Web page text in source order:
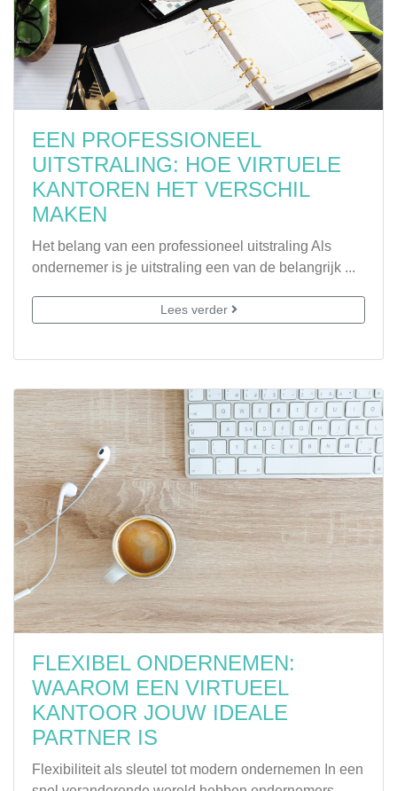
EEN PROFESSIONEEL
UITSTRALING: HOE VIRTUELE
KANTOREN HET VERSCHIL
MAKEN
Het belang van een professioneel uitstraling Als
ondernemer is je uitstraling een van de belangrijk ...
Lees verder
FLEXIBEL ONDERNEMEN:
WAAROM EEN VIRTUEEL
KANTOOR JOUW IDEALE
PARTNER IS
Flexibiliteit als sleutel tot modern ondernemen In een